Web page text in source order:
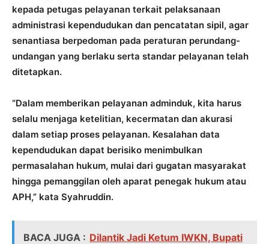
kepada petugas pelayanan terkait pelaksanaan
administrasi kependudukan dan pencatatan sipil, agar
senantiasa berpedoman pada peraturan perundang-
undangan yang berlaku serta standar pelayanan telah
ditetapkan.
“Dalam memberikan pelayanan adminduk, kita harus
selalu menjaga ketelitian, kecermatan dan akurasi
dalam setiap proses pelayanan. Kesalahan data
kependudukan dapat berisiko menimbulkan
permasalahan hukum, mulai dari gugatan masyarakat
hingga pemanggilan oleh aparat penegak hukum atau
APH,” kata Syahruddin.
BACA JUGA : Dilantik Jadi Ketum IWKN, Bupati